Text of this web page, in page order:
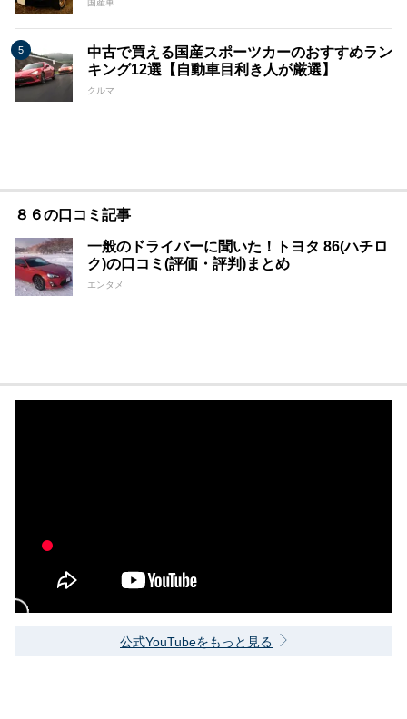
国産車
中古で買える国産スポーツカーのおすすめラン
キング12選【自動車目利き人が厳選】
クルマ
８６の口コミ記事
一般のドライバーに聞いた！トヨタ 86(ハチロ
ク)の口コミ(評価・評判)まとめ
エンタメ
公式YouTubeをもっと見る